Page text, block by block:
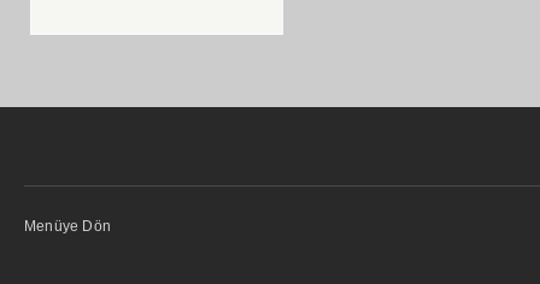
Menüye Dön